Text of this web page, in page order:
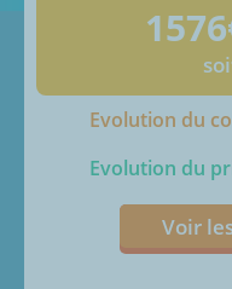
1576
Evolution du
Evolution du
Voir